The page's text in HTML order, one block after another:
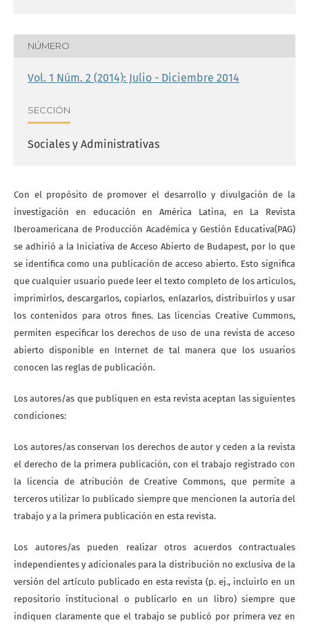
NÚMERO
Vol. 1 Núm. 2 (2014): Julio - Diciembre 2014
SECCIÓN
Sociales y Administrativas
Con el propósito de promover el desarrollo y divulgación de la
investigación en educación en América Latina, en La Revista
Iberoamericana de Producción Académica y Gestión Educativa(PAG)
se adhirió a la Iniciativa de Acceso Abierto de Budapest, por lo que
se identifica como una publicación de acceso abierto. Esto significa
que cualquier usuario puede leer el texto completo de los artículos,
imprimirlos, descargarlos, copiarlos, enlazarlos, distribuirlos y usar
los contenidos para otros fines. Las licencias Creative Cummons,
permiten especificar los derechos de uso de una revista de acceso
abierto disponible en Internet de tal manera que los usuarios
conocen las reglas de publicación.
Los autores/as que publiquen en esta revista aceptan las siguientes
condiciones:
Los autores/as conservan los derechos de autor y ceden a la revista
el derecho de la primera publicación, con el trabajo registrado con
la licencia de atribución de Creative Commons, que permite a
terceros utilizar lo publicado siempre que mencionen la autoría del
trabajo y a la primera publicación en esta revista.
Los autores/as pueden realizar otros acuerdos contractuales
independientes y adicionales para la distribución no exclusiva de la
versión del artículo publicado en esta revista (p. ej., incluirlo en un
repositorio institucional o publicarlo en un libro) siempre que
indiquen claramente que el trabajo se publicó por primera vez en